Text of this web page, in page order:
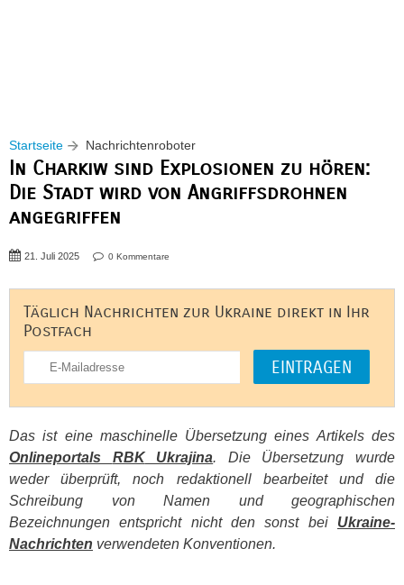
Startseite Nachrichtenroboter
In Charkiw sind Explosionen zu hören:
Die Stadt wird von Angriffsdrohnen
angegriffen
21. Juli 2025 0 Kommentare
Täglich Nachrichten zur Ukraine direkt in Ihr
Postfach
Das ist eine maschinelle Übersetzung eines Artikels des
Onlineportals RBKUkrajina. Die Übersetzung wurde
weder überprüft, noch redaktionell bearbeitet und die
Schreibung von Namen und geographischen
Bezeichnungen entspricht nicht den sonst bei Ukraine-
Nachrichten verwendeten Konventionen.